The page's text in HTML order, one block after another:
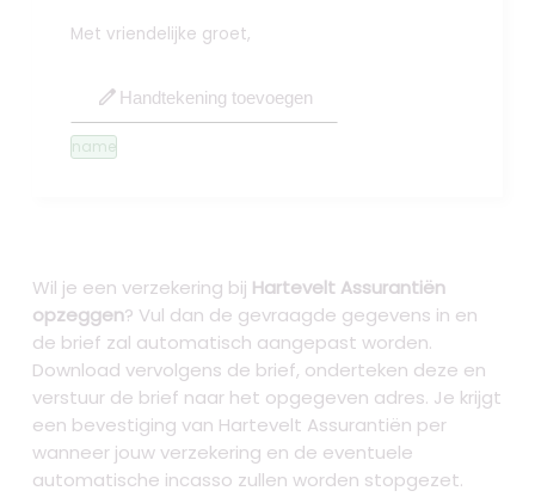
Met vriendelijke groet,
edit Handtekening toevoegen
name
Wil je een verzekering bij Hartevelt Assurantiën
opzeggen? Vul dan de gevraagde gegevens in en
de brief zal automatisch aangepast worden.
Download vervolgens de brief, onderteken deze en
verstuur de brief naar het opgegeven adres. Je krijgt
een bevestiging van Hartevelt Assurantiën per
wanneer jouw verzekering en de eventuele
automatische incasso zullen worden stopgezet.